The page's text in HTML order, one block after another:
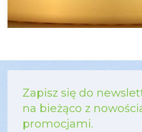
Zapisz się do
na bieżąco z
promocjami.